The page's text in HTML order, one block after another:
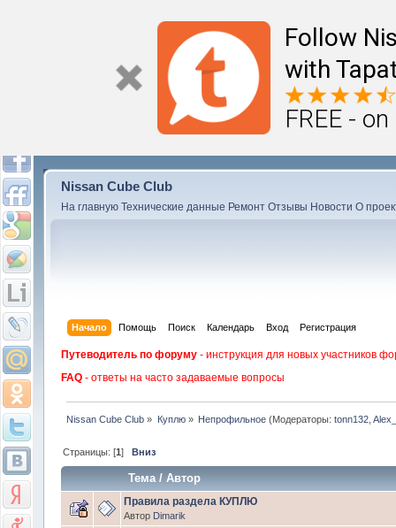
Follow
with
FREE -
Nissan Cube Club
На главную Технические данные Ремонт Отзывы Новости О
Начало Помощь Поиск Календарь Вход Регистрация
Путеводитель по форуму - инструкция для новых участников
FAQ - ответы на часто задаваемые вопросы
Nissan Cube Club » Куплю» Непрофильное(Модераторы: tonn132,
Страницы: [1]Вниз
Тема/Автор
Правила раздела КУПЛЮ
Автор Dimarik